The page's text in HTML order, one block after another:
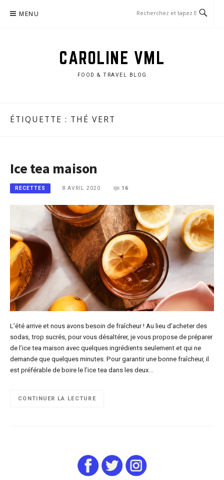
MENU
CAROLINE VML
FOOD & TRAVEL BLOG
ÉTIQUETTE : THÉ VERT
Ice tea maison
RECETTES 8 AVRIL 2020 16
L’été arrive et nous avons besoin de fraîcheur ! Au lieu d’acheter des
sodas, trop sucrés, pour vous désaltérer, je vous propose de préparer
de l’ice tea maison avec quelques ingrédients seulement et qui ne
demande que quelques minutes. Pour garantir une bonne fraîcheur, il
est préférable de boire le l’ice tea dans les deux…
CONTINUER LA LECTURE